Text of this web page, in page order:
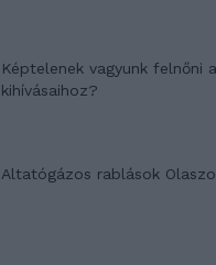
Képtelenek vagyunk felnőni
kihívásaihoz?
Altatógázos rablások